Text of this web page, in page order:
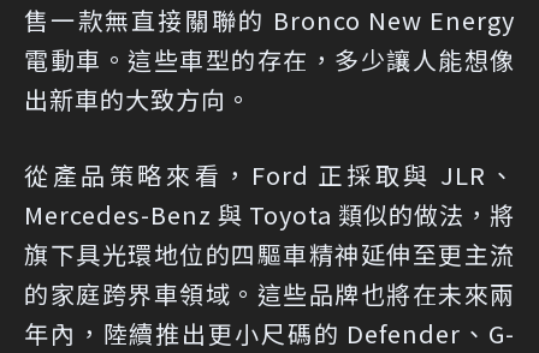
售一款無直接關聯的 Bronco New Energy
電動車。這些車型的存在，多少讓人能想像
出新車的大致方向。
從產品策略來看，Ford 正採取與 JLR、
Mercedes-Benz 與 Toyota 類似的做法，將
旗下具光環地位的四驅車精神延伸至更主流
的家庭跨界車領域。這些品牌也將在未來兩
年內，陸續推出更小尺碼的 Defender、G-